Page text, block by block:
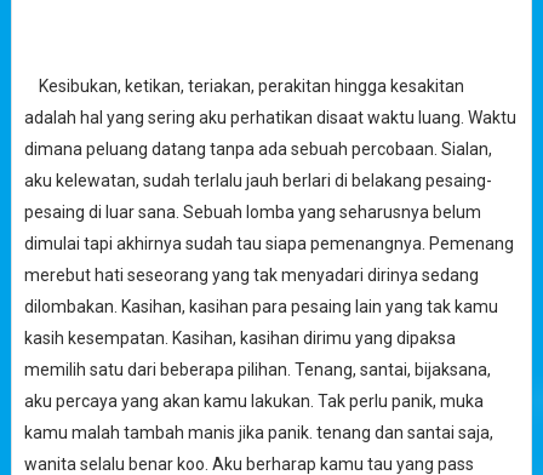
Kesibukan, ketikan, teriakan, perakitan hingga kesakitan
adalah hal yang sering aku perhatikan disaat waktu luang. Waktu
dimana peluang datang tanpa ada sebuah percobaan. Sialan,
aku kelewatan, sudah terlalu jauh berlari di belakang pesaing-
pesaing di luar sana. Sebuah lomba yang seharusnya belum
dimulai tapi akhirnya sudah tau siapa pemenangnya. Pemenang
merebut hati seseorang yang tak menyadari dirinya sedang
dilombakan. Kasihan, kasihan para pesaing lain yang tak kamu
kasih kesempatan. Kasihan, kasihan dirimu yang dipaksa
memilih satu dari beberapa pilihan. Tenang, santai, bijaksana,
aku percaya yang akan kamu lakukan. Tak perlu panik, muka
kamu malah tambah manis jika panik. tenang dan santai saja,
wanita selalu benar koo. Aku berharap kamu tau yang pass